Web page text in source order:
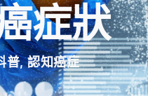
症狀
普,認知癌症